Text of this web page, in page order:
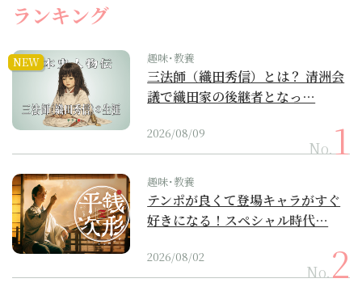
ランキング
NEW 趣味･教養
三法師（織田秀信）とは？ 清洲会
議で織田家の後継者となっ…
2026/08/09
No.
趣味･教養
テンポが良くて登場キャラがすぐ
好きになる！スペシャル時代…
2026/08/02
No.